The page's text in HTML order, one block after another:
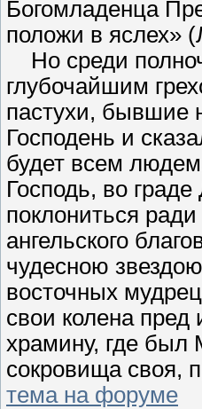
Богомладенца
положи в яслех»
Но среди
глубочайшим
пастухи, бывшие
Господень и
будет всем
Господь, во
поклониться
ангельского
чудесною
восточных
свои колена
храмину, где
сокровища своя,
тема на форуме